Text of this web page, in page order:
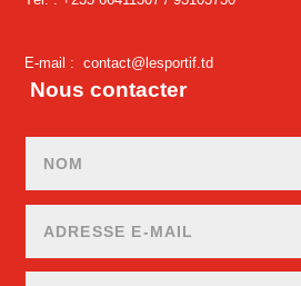
E-mail :contact@lesportif.td
Nous contacter